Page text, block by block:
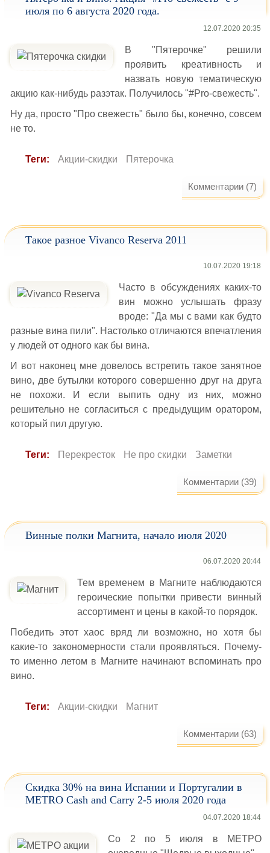
июля по 6 августа 2020 года.
12.07.2020 20:35
В "Пятерочке" решили
проявить креативность и
назвать новую тематическую
акцию как-нибудь разэтак. Получилось "#Pro-свежесть".
Ну да, просто "Про свежесть" было бы, конечно, совсем
не то.
Теги: Акции-скидки Пятерочка
Комментарии (7)
Такое разное Vivanco Reserva 2011
10.07.2020 19:18
Часто в обсуждениях каких-то
вин можно услышать фразу
вроде: "Да мы с вами как будто
разные вина пили". Настолько отличаются впечатления
у людей от одного как бы вина.
И вот наконец мне довелось встретить такое занятное
вино, две бутылки которого совершенно друг на друга
не похожи. И если выпить одну из них, можно
решительно не согласиться с предыдущим оратором,
который пил другую.
Теги: Перекресток Не про скидки Заметки
Комментарии (39)
Винные полки Магнита, начало июля 2020
06.07.2020 20:44
Тем временем в Магните наблюдаются
героические попытки привести винный
ассортимент и цены в какой-то порядок.
Победить этот хаос вряд ли возможно, но хотя бы
какие-то закономерности стали проявляться. Почему-
то именно летом в Магните начинают вспоминать про
вино.
Теги: Акции-скидки Магнит
Комментарии (63)
Скидка 30% на вина Испании и Португалии в
METRO Cash and Carry 2-5 июля 2020 года
04.07.2020 18:44
Со 2 по 5 июля в МЕТРО